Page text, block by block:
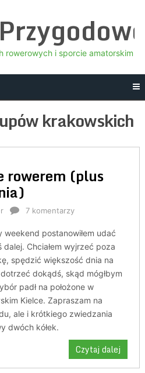
rowerowych i sporcie amatorskim
krakowskich
rowerem (plus
7 komentarzy
weekend postanowiłem udać
dalej. Chciałem wyjrzeć poza
spędzić większość dnia na
dokądś, skąd mógłbym
padł na położone w
Kielce. Zapraszam na
ale i krótkiego zwiedzania
dwóch kółek.
Czytaj dalej